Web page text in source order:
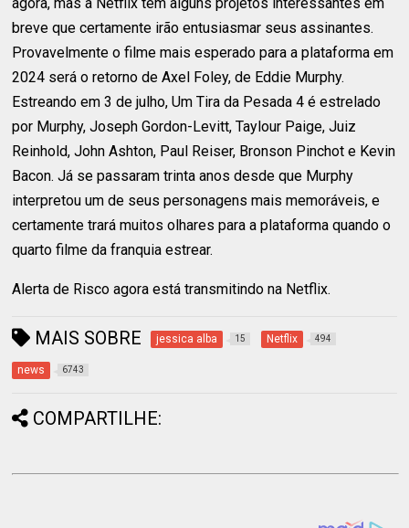
agora, mas a Netflix tem alguns projetos interessantes em
breve que certamente irão entusiasmar seus assinantes.
Provavelmente o filme mais esperado para a plataforma em
2024 será o retorno de Axel Foley, de Eddie Murphy.
Estreando em 3 de julho, Um Tira da Pesada 4 é estrelado
por Murphy, Joseph Gordon-Levitt, Taylour Paige, Juiz
Reinhold, John Ashton, Paul Reiser, Bronson Pinchot e Kevin
Bacon. Já se passaram trinta anos desde que Murphy
interpretou um de seus personagens mais memoráveis, e
certamente trará muitos olhares para a plataforma quando o
quarto filme da franquia estrear.
Alerta de Risco agora está transmitindo na Netflix.
MAIS SOBRE jessica alba 15 Netflix 494
news 6743
COMPARTILHE: